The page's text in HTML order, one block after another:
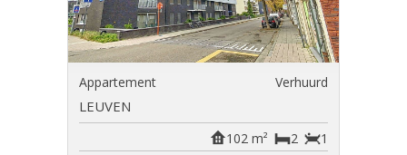
Appartement Verhuurd
LEUVEN
1
2
102 m²